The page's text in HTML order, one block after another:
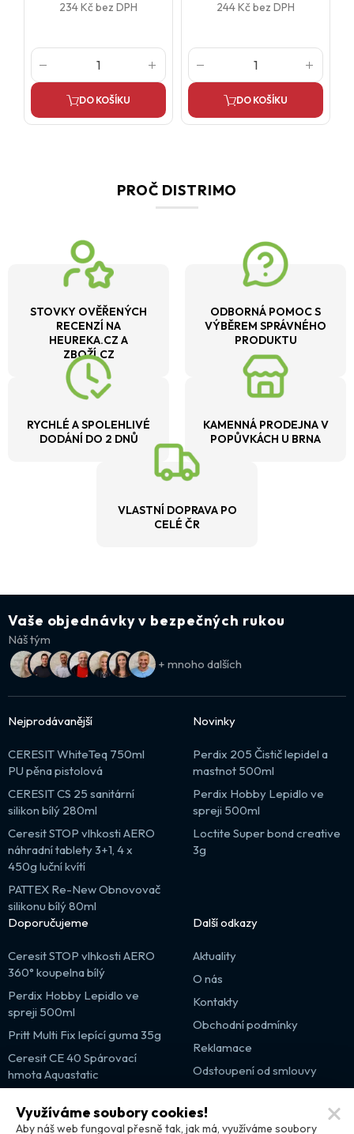
234 Kčbez DPH
DO KOŠÍKU
244 Kčbez DPH
DO KOŠÍKU
PROČ DISTRIMO
STOVKY OVĚŘENÝCH
RECENZÍ NA
HEUREKA.CZ A
ZBOŽÍ.CZ
ODBORNÁ POMOC S
VÝBĚREM SPRÁVNÉHO
PRODUKTU
RYCHLÉ A SPOLEHLIVÉ
DODÁNÍ DO 2 DNŮ
KAMENNÁ PRODEJNA V
POPŮVKÁCH U BRNA
VLASTNÍ DOPRAVA PO
CELÉ ČR
Vaše objednávky v bezpečných rukou
Náš tým
+ mnoho dalších
Nejprodávanější
CERESIT WhiteTeq 750ml
PU pěna pistolová
CERESIT CS 25 sanitární
silikon bílý 280ml
Ceresit STOP vlhkosti AERO
náhradní tablety 3+1, 4 x
450g luční kvítí
PATTEX Re-New Obnovovač
silikonu bílý 80ml
Novinky
Perdix 205 Čistič lepidel a
mastnot 500ml
Perdix Hobby Lepidlo ve
spreji 500ml
Loctite Super bond creative
3g
Doporučujeme
Ceresit STOP vlhkosti AERO
360° koupelna bílý
Perdix Hobby Lepidlo ve
spreji 500ml
Pritt Multi Fix lepící guma 35g
Ceresit CE 40 Spárovací
hmota Aquastatic
Další odkazy
Aktuality
O nás
Kontakty
Obchodní podmínky
Reklamace
Odstoupení od smlouvy
Výprodej
Partnerské weby
Využíváme soubory cookies!
Aby náš web fungoval přesně tak, jak má, využíváme soubory